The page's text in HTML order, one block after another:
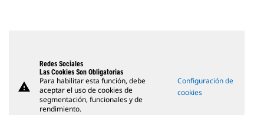
warning
Redes Sociales
Las Cookies Son Obligatorias
Para habilitar esta función, debe
aceptar el uso de cookies de
segmentación, funcionales y de
rendimiento.
Configuración de
cookies